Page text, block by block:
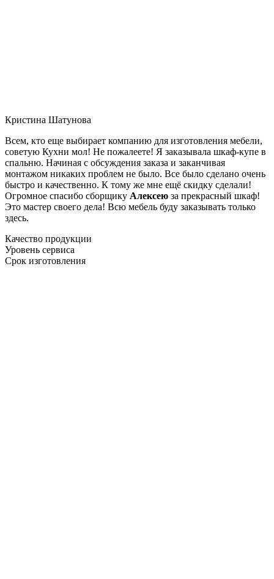
Кристина Шатунова
Всем, кто еще выбирает компанию для изготовления мебели,
советую Кухни мол! Не пожалеете! Я заказывала шкаф-купе в
спальню. Начиная с обсуждения заказа и заканчивая
монтажом никаких проблем не было. Все было сделано очень
быстро и качественно. К тому же мне ещё скидку сделали!
Огромное спасибо сборщику Алексею за прекрасный шкаф!
Это мастер своего дела! Всю мебель буду заказывать только
здесь.
Качество продукции
Уровень сервиса
Срок изготовления